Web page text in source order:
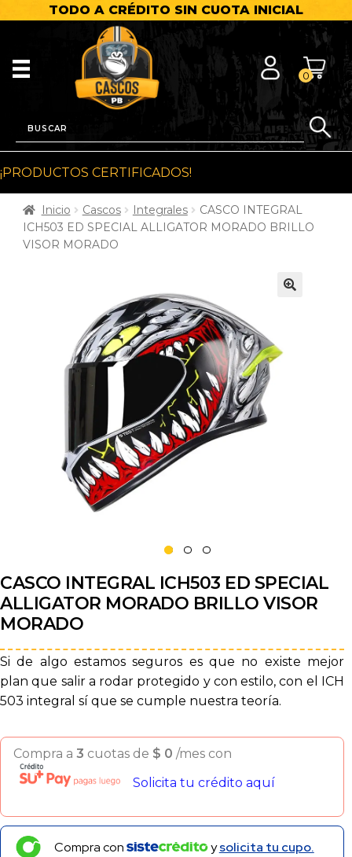
TODO A CRÉDITO SIN CUOTA INICIAL
0
¡PRODUCTOS CERTIFICADOS!
Inicio Cascos Integrales
CASCO INTEGRAL
ICH503 ED SPECIAL ALLIGATOR MORADO BRILLO
VISOR MORADO
CASCO INTEGRAL ICH503 ED SPECIAL
ALLIGATOR MORADO BRILLO VISOR
MORADO
Si de algo estamos seguros es que no existe mejor
plan que salir a rodar protegido y con estilo, con el ICH
503 integral sí que se cumple nuestra teoría.
Compra a 3 cuotas de $ 0 /mes con
Solicita tu crédito aquí
Compra con ysolicita tu cupo.